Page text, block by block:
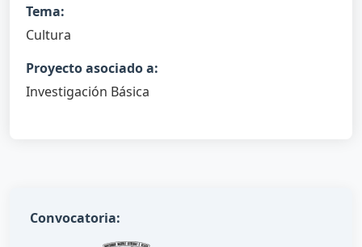
Tema:
Cultura
Proyecto asociado a:
Investigación Básica
Convocatoria: